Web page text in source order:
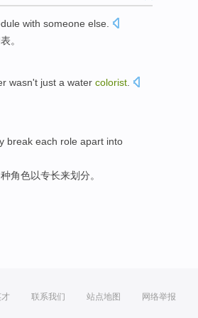
with someone else.
。
wasn't just a water colorist
break each role apart into
角色以专长来划分。
联系我们 站点地图 网络举报